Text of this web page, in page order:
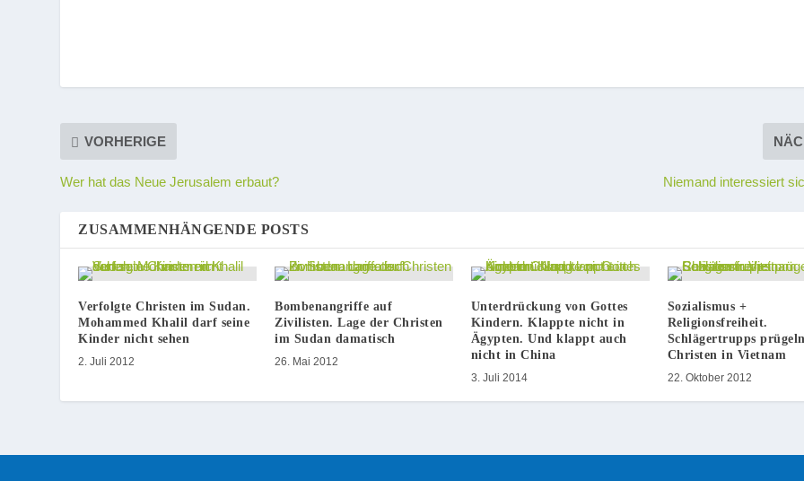
VORHERIGE
Wer hat das Neue Jerusalem erbaut? Niemand interessiert
ZUSAMMENHÄNGENDE POSTS
Verfolgte Christen im Sudan.
Mohammed Khalil darf seine
Kinder nicht sehen
2. Juli 2012
Bombenangriffe auf
Zivilisten. Lage der Christen
im Sudan damatisch
26. Mai 2012
Unterdrückung von Gottes
Kindern. Klappte nicht in
Ägypten. Und klappt auch
nicht in China
3. Juli 2014
Sozialismus +
Religionsfreiheit.
Schlägertrupps
Christen in Vietnam
22. Oktober 2012